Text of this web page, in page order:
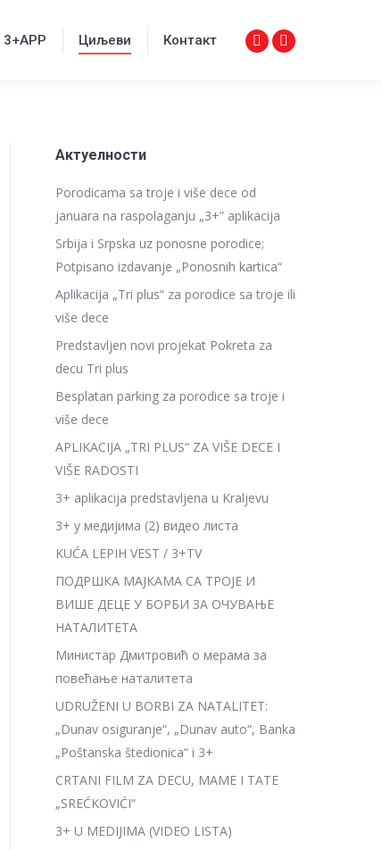
3+APP Циљеви Контакт
FacebookInstagram
Актуелности
Porodicama sa troje i više dece od
januara na raspolaganju „3+” aplikacija
Srbija i Srpska uz ponosne porodice;
Potpisano izdavanje „Ponosnih kartica“
Aplikacija „Tri plus“ za porodice sa troje ili
više dece
Predstavljen novi projekat Pokreta za
decu Tri plus
Besplatan parking za porodice sa troje i
više dece
APLIKACIJA „TRI PLUS“ ZA VIŠE DECE I
VIŠE RADOSTI
3+ aplikacija predstavljena u Kraljevu
3+ у медијима (2) видео листа
KUĆA LEPIH VEST / 3+TV
ПОДРШКА МАЈКАМА СА ТРОЈЕ И
ВИШЕ ДЕЦЕ У БОРБИ ЗА ОЧУВАЊЕ
НАТАЛИТЕТА
Министар Дмитровић о мерама за
повећање наталитета
UDRUŽENI U BORBI ZA NATALITET:
„Dunav osiguranje“, „Dunav auto“, Banka
„Poštanska štedionica“ i 3+
CRTANI FILM ZA DECU, MAME I TATE
„SREĆKOVIĆI“
3+ U MEDIJIMA (VIDEO LISTA)
FacebookInstagram